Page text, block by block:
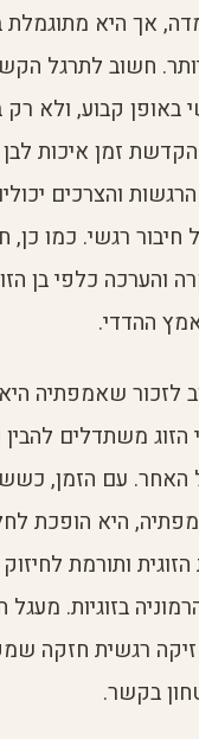
אך היא
חשוב לתרגל
באופן קבוע, ולא רק
זמן איכות לבן
והצרכים
רגשי. כמו כן,
והערכה כלפי בן
ההדדי.
לזכור שאמפתיה היא
הזוג משתדלים
האחר. עם הזמן,
היא הופכת
ותורמת
בזוגיות.
זיקה רגשית חזקה
בקשר.